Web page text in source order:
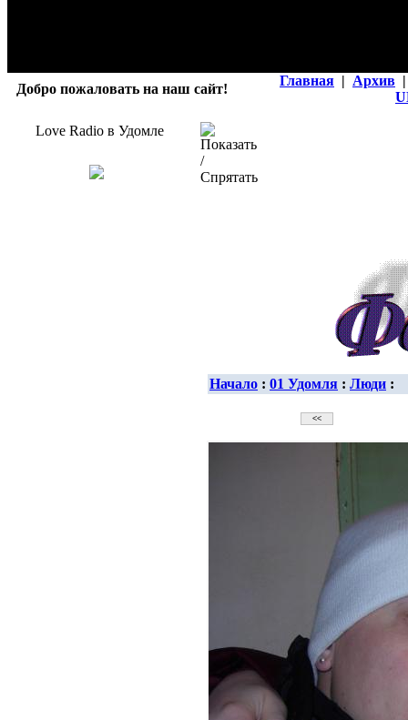
Добро пожаловать на наш сайт!
Главная | Архив |
Love Radio в Удомле
Начало : 01 Удомля : Люди :